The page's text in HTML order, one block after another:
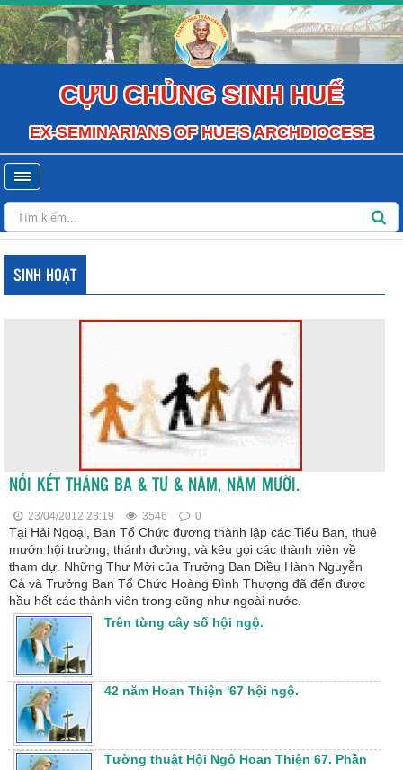
CỰU CHỦNG SINH HUẾ
EX-SEMINARIANS OF HUE'S ARCHDIOCESE
SINH HOẠT
NỐI KẾT THÁNG BA & TƯ & NĂM, NĂM MƯỜI.
23/04/2012 23:19 3546 0
Tại Hải Ngoại, Ban Tổ Chức đương thành lập các Tiểu Ban, thuê
mướn hội trường, thánh đường, và kêu gọi các thành viên về
tham dự. Những Thư Mời của Trưởng Ban Điều Hành Nguyễn
Cả và Trưởng Ban Tổ Chức Hoàng Đình Thượng đã đến được
hầu hết các thành viên trong cũng như ngoài nước.
Trên từng cây số hội ngộ.
42 năm Hoan Thiện '67 hội ngộ.
Tường thuật Hội Ngộ Hoan Thiện 67. Phần